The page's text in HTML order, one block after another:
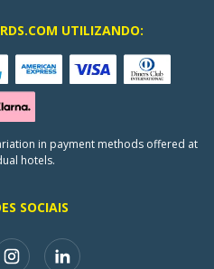
SOCIAIS
UTILIZANDO:
in payment methods offered at
hotels.